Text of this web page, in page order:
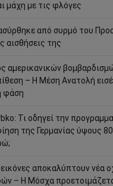
μάχη με τις φλόγες
από συρμό του
αισθήσεις της
αμερικανικών
– Η Μέση Ανατολή
φάση
Τι οδηγεί την
της Γερμανίας ύψους
αποκαλύπτουν νέα
– Η Μόσχα